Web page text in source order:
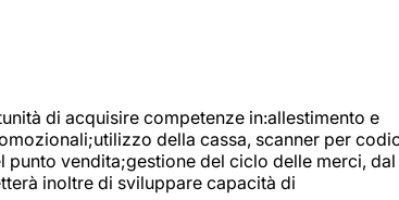
di acquisire competenze in:allestimento e
della cassa, scanner per
vendita;gestione del ciclo delle merci, dal
inoltre di sviluppare capacità di